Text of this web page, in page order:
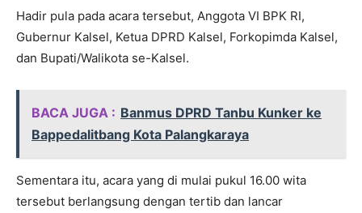
Hadir pula pada acara tersebut, Anggota VI BPK RI,
Gubernur Kalsel, Ketua DPRD Kalsel, Forkopimda Kalsel,
dan Bupati/Walikota se-Kalsel.
BACA JUGA : Banmus DPRD Tanbu Kunker ke
Bappedalitbang Kota Palangkaraya
Sementara itu, acara yang di mulai pukul 16.00 wita
tersebut berlangsung dengan tertib dan lancar